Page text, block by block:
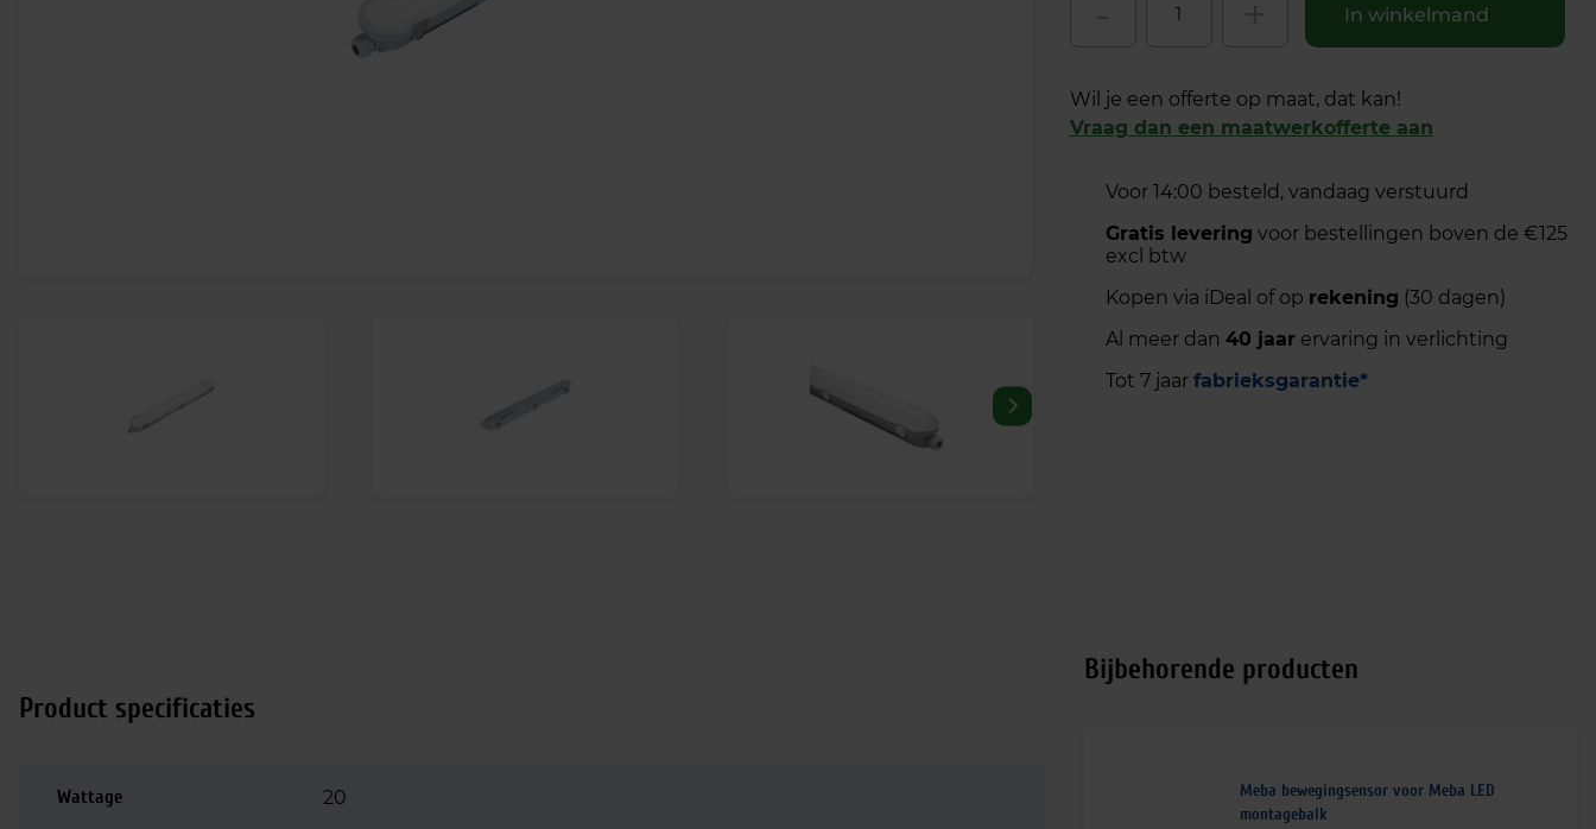
In winkelmand
Wil je een offerte op maat, dat kan!
Vraag dan een maatwerkofferte aan
Voor 14:00 besteld, vandaag verstuurd
Gratis levering voor bestellingen boven de €125
excl btw
Kopen via iDeal of op rekening (30 dagen)
Al meer dan 40 jaarervaring in verlichting
Tot 7 jaar fabrieksgarantie*
Product specificaties
Wattage 20
Bijbehorende producten
Meba bewegingsensor voor Meba LED
montagebalk